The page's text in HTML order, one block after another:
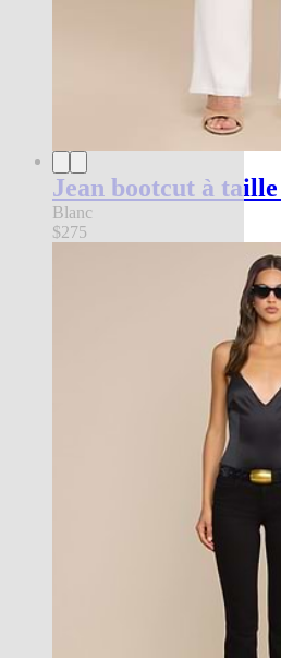
Jean bootcut à taille
Blanc
$275